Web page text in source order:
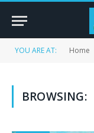
YOU ARE AT: Home
BROWSING: